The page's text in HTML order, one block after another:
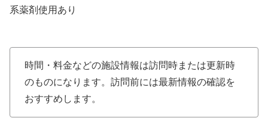
系薬剤使用あり
時間・料金などの施設情報は訪問時または更新時
のものになります。訪問前には最新情報の確認を
おすすめします。